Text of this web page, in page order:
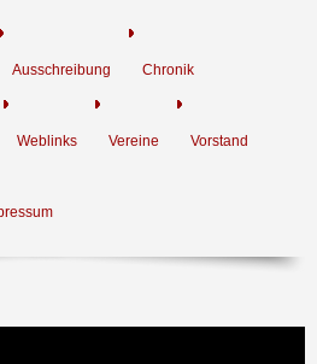
Ausschreibung Chronik
Weblinks Vereine Vorstand